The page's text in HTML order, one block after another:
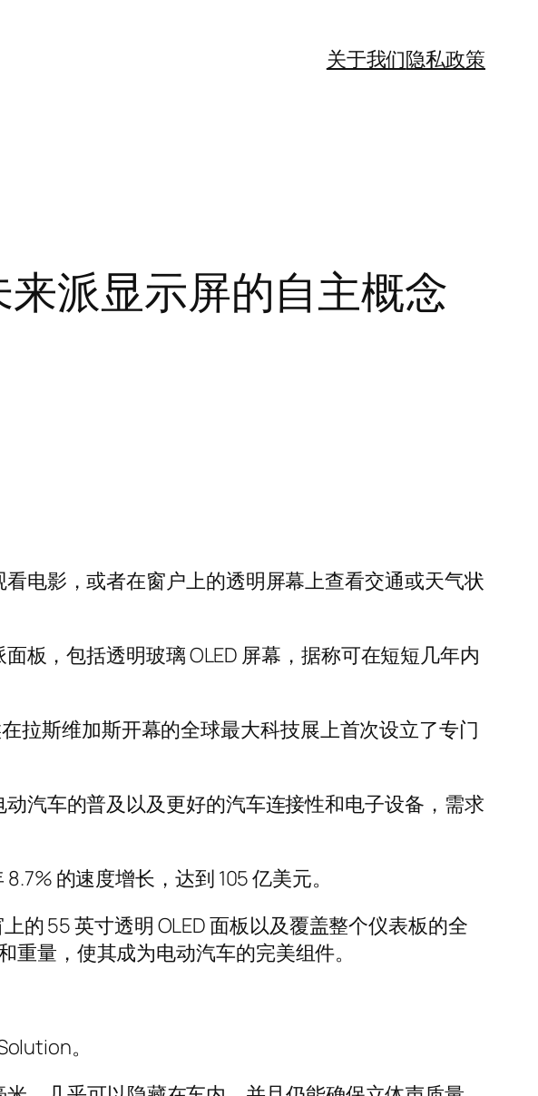
关于我们隐私政策
派显示屏的自主概念
电影，或者在窗户上的透明屏幕上查看交通或天气状
板，包括透明玻璃 OLED 屏幕，据称可在短短几年内
拉斯维加斯开幕的全球最大科技展上首次设立了专门
汽车的普及以及更好的汽车连接性和电子设备，需求
的速度增长，达到 105 亿美元。
的 55 英寸透明 OLED 面板以及覆盖整个仪表板的全
重量，使其成为电动汽车的完美组件。
。